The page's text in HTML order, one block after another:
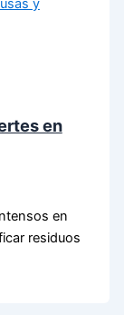
en
en
residuos